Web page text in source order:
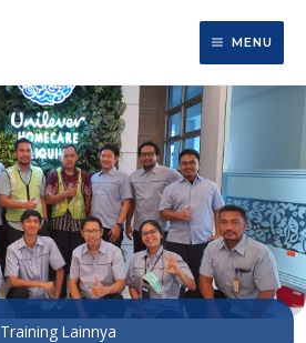
MENU
Training Lainnya